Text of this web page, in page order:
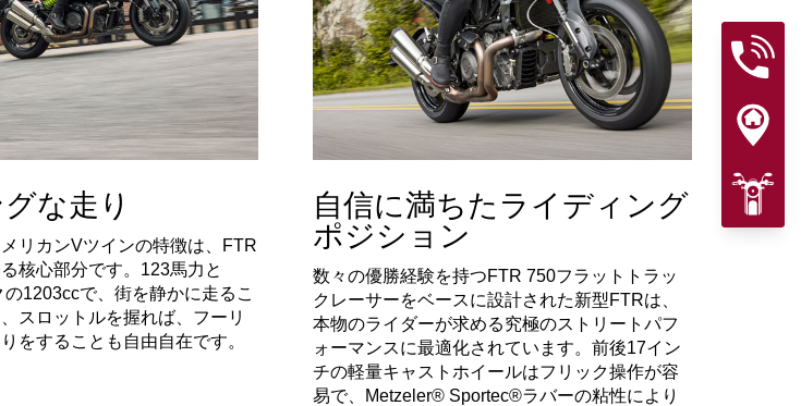
な走り
リカンVツインの特徴は、FTR
核心部分です。123馬力と
1203ccで、街を静かに走るこ
スロットルを握れば、フーリ
をすることも自由自在です。
自信に満ちたライディング
ポジション
数々の優勝経験を持つFTR 750フラットトラッ
クレーサーをベースに設計された新型FTRは、
本物のライダーが求める究極のストリートパフ
ォーマンスに最適化されています。前後17イン
チの軽量キャストホイールはフリック操作が容
易で、Metzeler® Sportec®ラバーの粘性により